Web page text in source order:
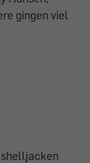
gingen viel